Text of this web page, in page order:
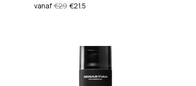
vanaf €29 €21.5